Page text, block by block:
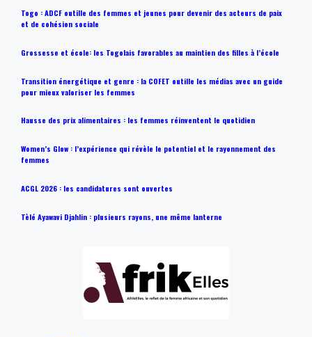
Togo : ADCF outille des femmes et jeunes pour devenir des acteurs de paix
et de cohésion sociale
Grossesse et école: les Togolais favorables au maintien des filles à l’école
Transition énergétique et genre : la COFET outille les médias avec un guide
pour mieux valoriser les femmes
Hausse des prix alimentaires : les femmes réinventent le quotidien
Women’s Glow : l’expérience qui révèle le potentiel et le rayonnement des
femmes
ACGL 2026 : les candidatures sont ouvertes
Tèlé Ayawavi Djahlin : plusieurs rayons, une même lanterne